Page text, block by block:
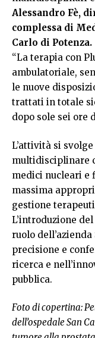
Alessandro Fè,
complessa di
Carlo di Potenza.
“La terapia con
ambulatoriale,
le nuove
trattati in totale
dopo sole sei ore
L’attività si
multidisciplinare
medici nucleari e
massima
gestione
L’introduzione
ruolo
precisione e
ricerca e
pubblica.
Foto di copertina:
dell’ospedale San